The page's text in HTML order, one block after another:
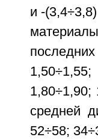
и -
1,80÷1,90;
средней
52÷58;